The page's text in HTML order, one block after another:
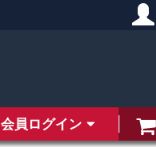
会員ログイン